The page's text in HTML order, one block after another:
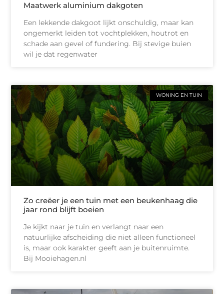
Maatwerk aluminium dakgoten
Een lekkende dakgoot lijkt onschuldig, maar kan
ongemerkt leiden tot vochtplekken, houtrot en
schade aan gevel of fundering. Bij stevige buien
wil je dat regenwater
WONING EN TUIN
Zo creëer je een tuin met een beukenhaag die
jaar rond blijft boeien
Je kijkt naar je tuin en verlangt naar een
natuurlijke afscheiding die niet alleen functioneel
is, maar ook karakter geeft aan je buitenruimte.
Bij Mooiehagen.nl